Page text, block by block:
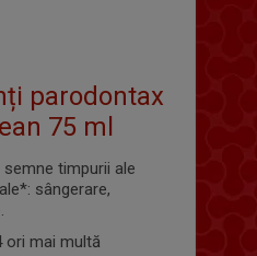
parodontax
75 ml
semne timpurii ale
sângerare,
ori mai multă